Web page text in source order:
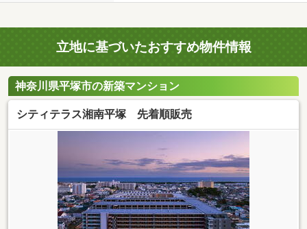
立地に基づいたおすすめ物件情報
神奈川県平塚市の新築マンション
シティテラス湘南平塚 先着順販売